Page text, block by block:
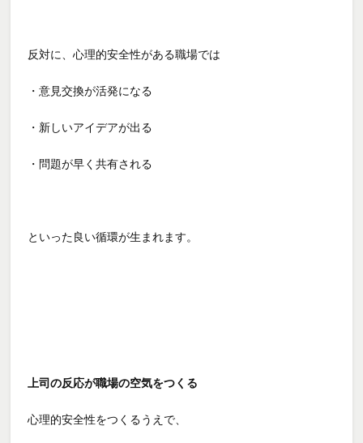
反対に、心理的安全性がある職場では
・意見交換が活発になる
・新しいアイデアが出る
・問題が早く共有される
といった良い循環が生まれます。
上司の反応が職場の空気をつくる
心理的安全性をつくるうえで、